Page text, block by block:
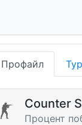
Профайл
Counter
Процент